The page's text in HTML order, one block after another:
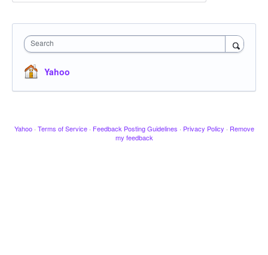
Search
Yahoo
Yahoo · Terms of Service · Feedback Posting Guidelines · Privacy Policy · Remove
my feedback